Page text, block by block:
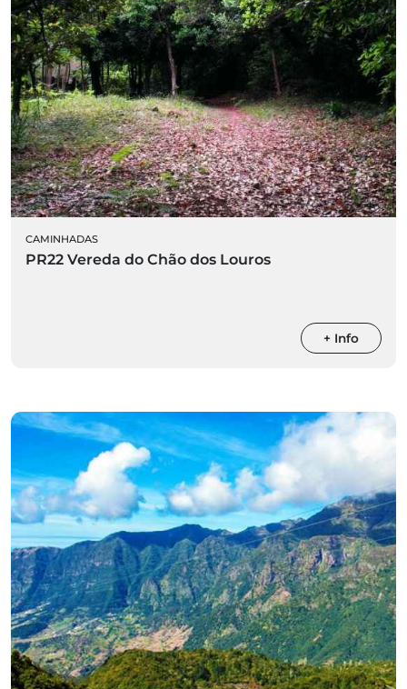
CAMINHADAS
PR22 Vereda do Chão dos Louros
+ Info